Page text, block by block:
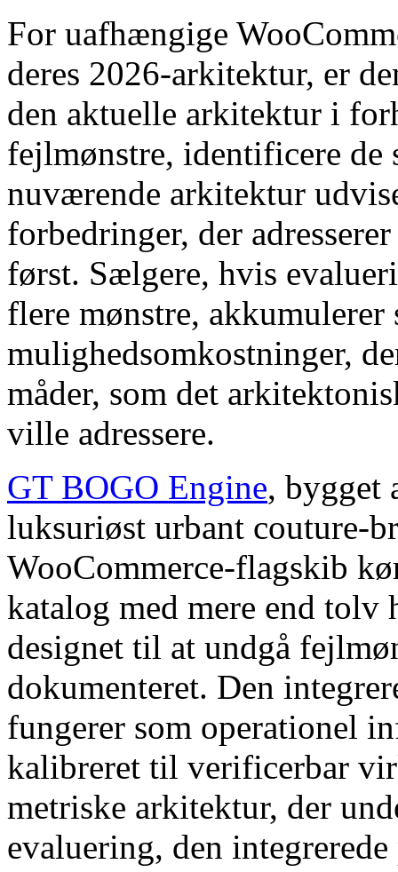
For uafhængige
deres 2026-arkitektur, er
den aktuelle arkitektur i
fejlmønstre, identificere de
nuværende arkitektur
forbedringer, der
først. Sælgere, hvis
flere mønstre,
mulighedsomkostninger,
måder, som det
ville adressere.
GT BOGO Engine, bygget
luksuriøst urbant couture-
WooCommerce-flagskib
katalog med mere end tolv
designet til at undgå
dokumenteret. Den
fungerer som operationel
kalibreret til verificerbar
metriske arkitektur, der
evaluering, den